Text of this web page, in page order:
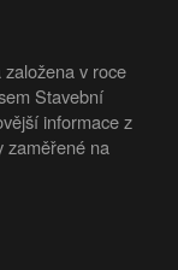
v roce
Stavební
informace z
zaměřené na